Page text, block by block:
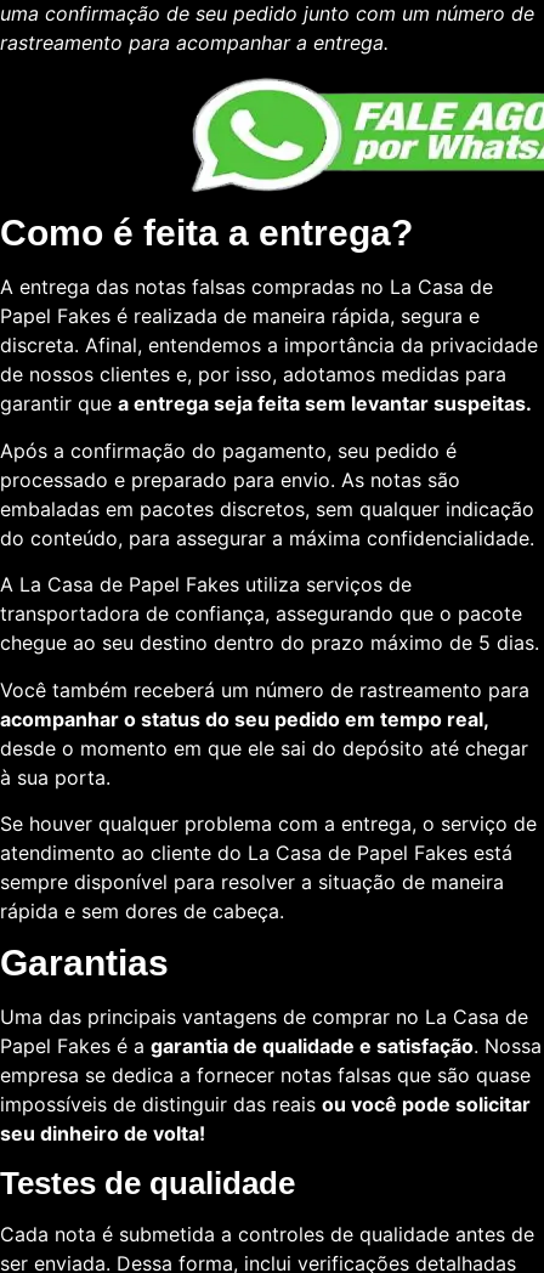
uma confirmação de seu pedido junto com um número de
rastreamento para acompanhar a entrega.
Como é feita a entrega?
A entrega das notas falsas compradas no La Casa de
Papel Fakes é realizada de maneira rápida, segura e
discreta. Afinal, entendemos a importância da privacidade
de nossos clientes e, por isso, adotamos medidas para
garantir que a entrega seja feita sem levantar suspeitas.
Após a confirmação do pagamento, seu pedido é
processado e preparado para envio. As notas são
embaladas em pacotes discretos, sem qualquer indicação
do conteúdo, para assegurar a máxima confidencialidade.
A La Casa de Papel Fakes utiliza serviços de
transportadora de confiança, assegurando que o pacote
chegue ao seu destino dentro do prazo máximo de 5 dias.
Você também receberá um número de rastreamento para
acompanhar o status do seu pedido em tempo real,
desde o momento em que ele sai do depósito até chegar
à sua porta.
Se houver qualquer problema com a entrega, o serviço de
atendimento ao cliente do La Casa de Papel Fakes está
sempre disponível para resolver a situação de maneira
rápida e sem dores de cabeça.
Garantias
Uma das principais vantagens de comprar no La Casa de
Papel Fakes é a garantia de qualidade e satisfação. Nossa
empresa se dedica a fornecer notas falsas que são quase
impossíveis de distinguir das reais ou você pode solicitar
seu dinheiro de volta!
Testes de qualidade
Cada nota é submetida a controles de qualidade antes de
ser enviada. Dessa forma, inclui verificações detalhadas